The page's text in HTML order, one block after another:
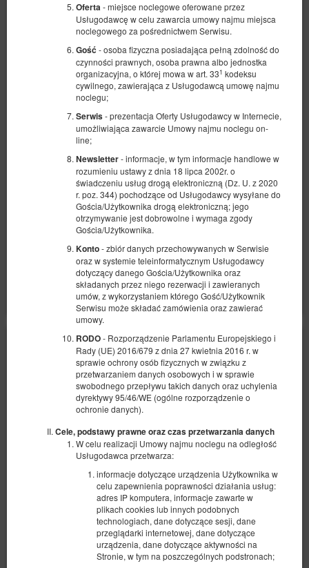
Oferta - miejsce noclegowe oferowane przez
Usługodawcę w celu zawarcia umowy najmu miejsca
noclegowego za pośrednictwem Serwisu.
Gość - osoba fizyczna posiadająca pełną zdolność do
czynności prawnych, osoba prawna albo jednostka
organizacyjna, o której mowa w art. 331 kodeksu
cywilnego, zawierająca z Usługodawcą umowę najmu
noclegu;
Serwis - prezentacja Oferty Usługodawcy w Internecie,
umożliwiająca zawarcie Umowy najmu noclegu on-
line;
Newsletter- informacje, w tym informacje handlowe w
rozumieniu ustawy z dnia 18 lipca 2002r. o
świadczeniu usług drogą elektroniczną (Dz. U. z 2020
r. poz. 344) pochodzące od Usługodawcy wysyłane do
Gościa/Użytkownika drogą elektroniczną; jego
otrzymywanie jest dobrowolne i wymaga zgody
Gościa/Użytkownika.
Konto- zbiór danych przechowywanych w Serwisie
oraz w systemie teleinformatycznym Usługodawcy
dotyczący danego Gościa/Użytkownika oraz
składanych przez niego rezerwacji i zawieranych
umów, z wykorzystaniem którego Gość/Użytkownik
Serwisu może składać zamówienia oraz zawierać
umowy.
RODO- Rozporządzenie Parlamentu Europejskiego i
Rady (UE) 2016/679 z dnia 27 kwietnia 2016 r. w
sprawie ochrony osób fizycznych w związku z
przetwarzaniem danych osobowych i w sprawie
swobodnego przepływu takich danych oraz uchylenia
dyrektywy 95/46/WE (ogólne rozporządzenie o
ochronie danych).
Cele, podstawy prawne oraz czas przetwarzania danych
W celu realizacji Umowy najmu noclegu na odległość
Usługodawca przetwarza:
informacje dotyczące urządzenia Użytkownika w
celu zapewnienia poprawności działania usług:
adres IP komputera, informacje zawarte w
plikach cookies lub innych podobnych
technologiach, dane dotyczące sesji, dane
przeglądarki internetowej, dane dotyczące
urządzenia, dane dotyczące aktywności na
Stronie, w tym na poszczególnych podstronach;
Apartament 16, podwójne łóżko z
balkonem i aneksem
Oferta wyróżniona
Dostępna liczba: 1
pow. 18,00 m2
1 sypialnia
1 łóżko podwójne (Double)
312,00 zł
2 osoby / 1 noc
Udostępnij Szczegóły Dostępność
Pokaż oferty
Apartament 15, 2-osobowy z balkonem i